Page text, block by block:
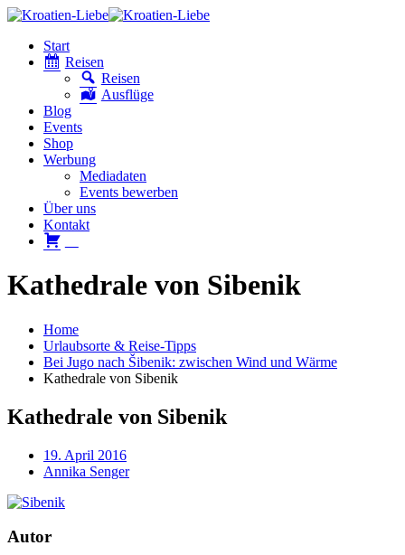
Start
Reisen
Reisen
Ausflüge
Blog
Events
Shop
Werbung
Mediadaten
Events bewerben
Über uns
Kontakt
Kathedrale von Sibenik
Home
Urlaubsorte & Reise-Tipps
Bei Jugo nach Šibenik: zwischen Wind und Wärme
Kathedrale von Sibenik
Kathedrale von Sibenik
19. April 2016
Annika Senger
Autor